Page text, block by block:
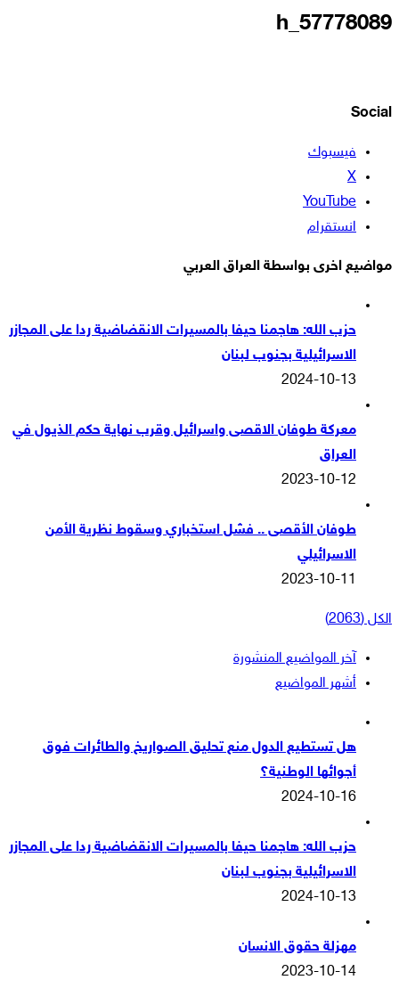
h_57778089
Social
فيسبوك
‫X
‫YouTube
انستقرام
مواضيع اخرى بواسطة العراق العربي
حزب الله: هاجمنا حيفا بالمسيرات الانقضاضية ردا على المجازر
الاسرائيلية بجنوب لبنان
2024-10-13
معركة طوفان الاقصى واسرائيل وقرب نهاية حكم الذيول في
العراق
2023-10-12
طوفان الأقصى .. فشل استخباري وسقوط نظرية الأمن
الاسرائيلي
2023-10-11
الكل (2063)
آخر المواضيع المنشورة
أشهر المواضيع
هل تستطيع الدول منع تحليق الصواريخ والطائرات فوق
أجوائها الوطنية؟
2024-10-16
حزب الله: هاجمنا حيفا بالمسيرات الانقضاضية ردا على المجازر
الاسرائيلية بجنوب لبنان
2024-10-13
مهزلة حقوق الانسان
2023-10-14